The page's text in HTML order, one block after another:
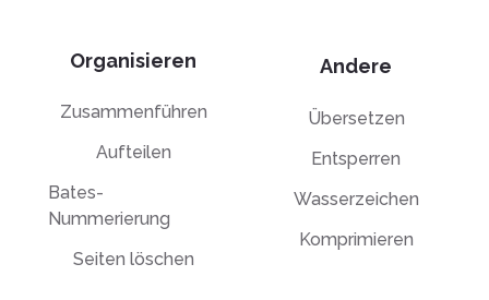
Organisieren
Zusammenführen
Aufteilen
Bates-
Nummerierung
Seiten löschen
Andere
Übersetzen
Entsperren
Wasserzeichen
Komprimieren